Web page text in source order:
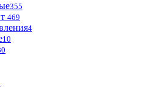
355
469
4
10